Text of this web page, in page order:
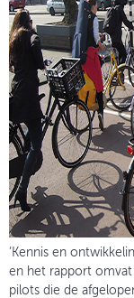
‘Kennis en
en het rapport omvat
pilots die de